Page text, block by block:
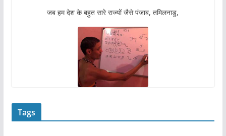
जब हम देश के बहुत सारे राज्यों जैसे पंजाब, तमिलनाडु,
Tags